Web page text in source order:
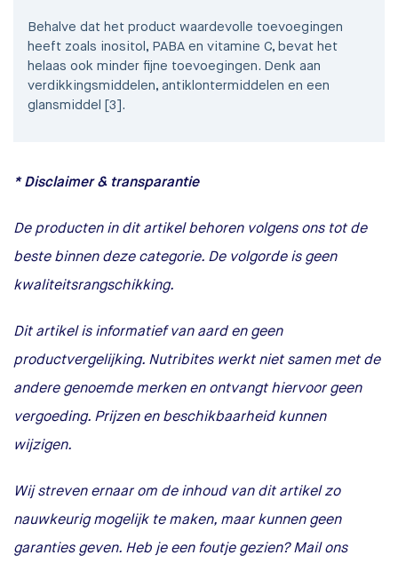
Behalve dat het product waardevolle toevoegingen
heeft zoals inositol, PABA en vitamine C, bevat het
helaas ook minder fijne toevoegingen. Denk aan
verdikkingsmiddelen, antiklontermiddelen en een
glansmiddel [3].
* Disclaimer & transparantie
De producten in dit artikel behoren volgens ons tot de
beste binnen deze categorie. De volgorde is geen
kwaliteitsrangschikking.
Dit artikel is informatief van aard en geen
productvergelijking. Nutribites werkt niet samen met de
andere genoemde merken en ontvangt hiervoor geen
vergoeding. Prijzen en beschikbaarheid kunnen
wijzigen.
Wij streven ernaar om de inhoud van dit artikel zo
nauwkeurig mogelijk te maken, maar kunnen geen
garanties geven. Heb je een foutje gezien? Mail ons